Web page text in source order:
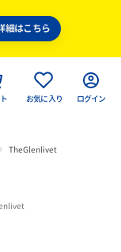
細はこちら
お気に入り ログイン
TheGlenlivet